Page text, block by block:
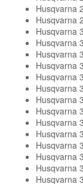
Husqvarna
Husqvarna
Husqvarna
Husqvarna
Husqvarna
Husqvarna
Husqvarna
Husqvarna
Husqvarna
Husqvarna
Husqvarna
Husqvarna
Husqvarna
Husqvarna
Husqvarna
Husqvarna